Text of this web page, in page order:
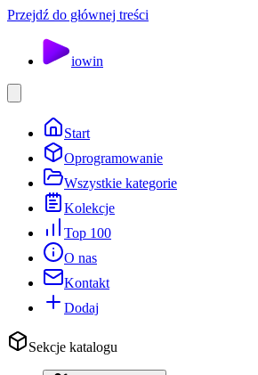
Przejdź do głównej treści
iowin
Start
Oprogramowanie
Wszystkie kategorie
Kolekcje
Top 100
O nas
Kontakt
Dodaj
Sekcje katalogu